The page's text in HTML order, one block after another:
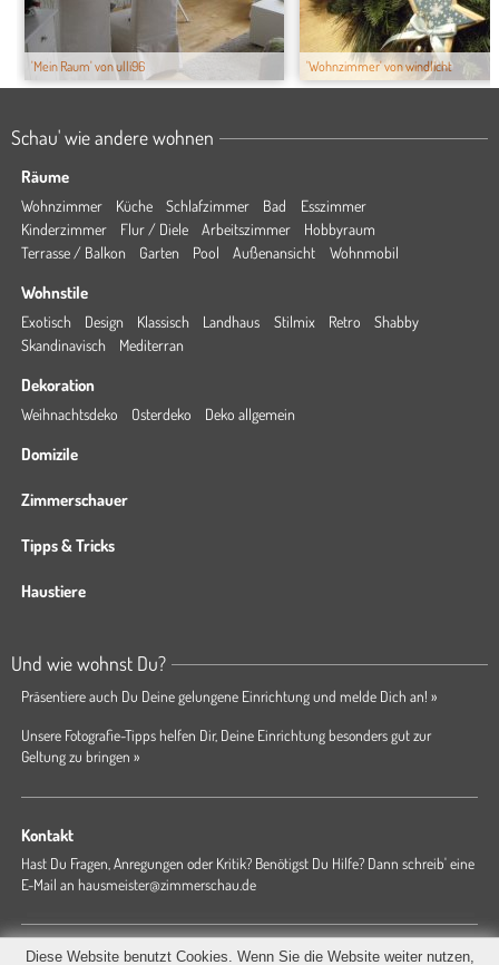
'Mein Raum' von ulli96 'Wohnzimmer' von windlicht
Schau' wie andere wohnen
Räume
Wohnzimmer Küche Schlafzimmer Bad
Esszimmer
Kinderzimmer
Flur / Diele Arbeitszimmer
Hobbyraum
Terrasse / Balkon
Garten Pool Außenansicht Wohnmobil
Wohnstile
Exotisch Design Klassisch Landhaus Stilmix Retro
Shabby
Skandinavisch
Mediterran
Dekoration
Weihnachtsdeko Osterdeko Deko allgemein
Domizile
Zimmerschauer
Tipps & Tricks
Haustiere
Und wie wohnst Du?
Präsentiere auch Du Deine gelungene Einrichtung und melde Dich an! »
Unsere Fotografie-Tipps helfen Dir, Deine Einrichtung besonders gut zur
Geltung zu bringen »
Kontakt
Hast Du Fragen, Anregungen oder Kritik? Benötigst Du Hilfe? Dann schreib' eine
E-Mail an hausmeister@zimmerschau.de
Forum Magazin AGB Presse Datenschutz Impressum
Diese Website benutzt Cookies. Wenn Sie die Website weiter nutzen,